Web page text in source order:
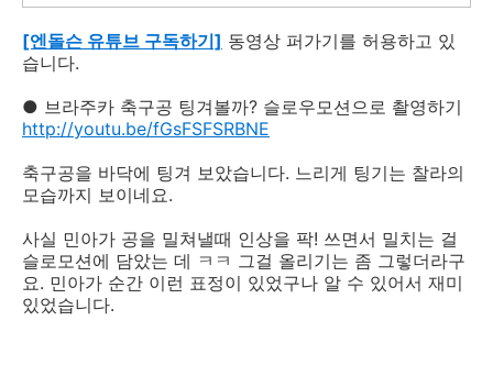
[엔돌슨 유튜브 구독하기] 동영상 퍼가기를 허용하고 있
습니다.
● 브라주카 축구공 팅겨볼까? 슬로우모션으로 촬영하기
http://youtu.be/fGsFSFSRBNE
축구공을 바닥에 팅겨 보았습니다. 느리게 팅기는 찰라의
모습까지 보이네요.
사실 민아가 공을 밀쳐낼때 인상을 팍! 쓰면서 밀치는 걸
슬로모션에 담았는 데 ㅋㅋ 그걸 올리기는 좀 그렇더라구
요. 민아가 순간 이런 표정이 있었구나 알 수 있어서 재미
있었습니다.